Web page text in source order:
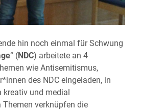
hin noch einmal für Schwung
“ (NDC) arbeitete an 4
wie Antisemitismus,
des NDC eingeladen, in
kreativ und medial
verknüpfen die